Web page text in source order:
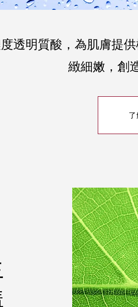
透明質酸，為肌膚提
緻細嫩，創